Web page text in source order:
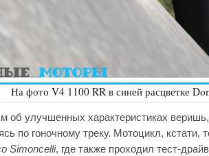
На фото V4 1100 RR в синей расцветке
об улучшенных характеристиках веришь,
по гоночному треку. Мотоцикл, кстати,
Simoncelli, где также проходил тест-